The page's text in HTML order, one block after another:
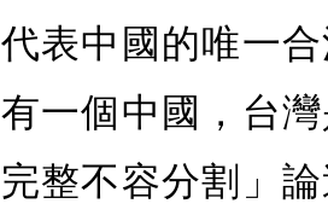
代表中國的唯一
有一個中國，台
完整不容分割」